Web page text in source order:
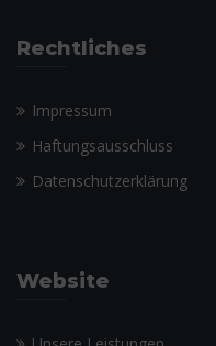
Rechtliches
Impressum
Haftungsausschluss
Datenschutzerklärung
Website